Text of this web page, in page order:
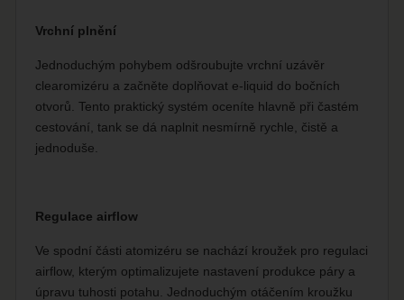
Vrchní plnění
Jednoduchým pohybem odšroubujte vrchní uzávěr
clearomizéru a začněte doplňovat e-liquid do bočních
otvorů. Tento praktický systém oceníte hlavně při častém
cestování, tank se dá naplnit nesmírně rychle, čistě a
jednoduše.
Regulace airflow
Ve spodní části atomizéru se nachází kroužek pro regulaci
airflow, kterým optimalizujete nastavení produkce páry a
úpravu tuhosti potahu. Jednoduchým otáčením kroužku